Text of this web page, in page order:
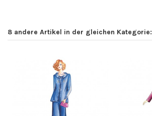
8 andere Artikel in der gleichen Kategorie: